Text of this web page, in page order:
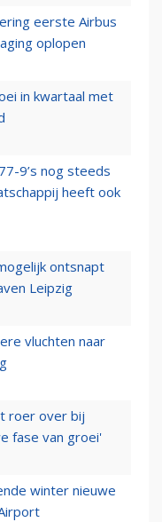
eerste Airbus
oplopen
in kwartaal met
9’s nog steeds
heeft ook
ontsnapt
Leipzig
vluchten naar
roer over bij
fase van groei'
winter nieuwe